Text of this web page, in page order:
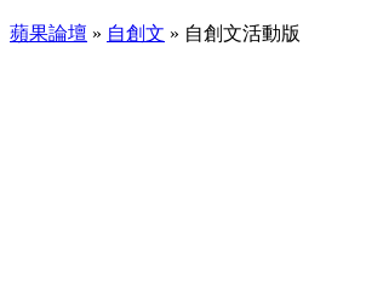
蘋果論壇 » 自創文 » 自創文活動版